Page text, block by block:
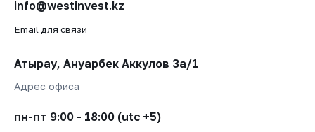
info@westinvest.kz
Email для связи
Атырау, Ануарбек Аккулов 3а/1
Адрес офиса
пн-пт 9:00 - 18:00 (utc +5)